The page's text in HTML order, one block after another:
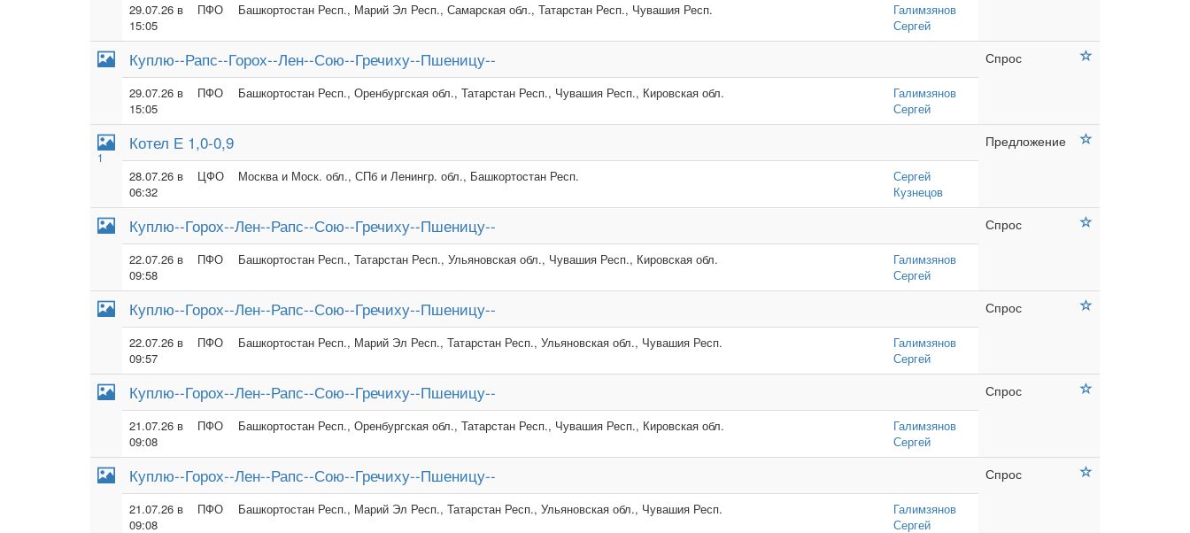
29.07.26 в
15:05
ПФО Башкортостан Респ., Марий Эл Респ., Самарская обл., Татарстан Респ., Чувашия Респ.
Галимзянов
Сергей
Куплю--Рапс--Горох--Лен--Сою--Гречиху--Пшеницу-- Спрос
29.07.26 в
15:05
ПФО Башкортостан Респ., Оренбургская обл., Татарстан Респ., Чувашия Респ., Кировская обл.
Галимзянов
Сергей
1
Котел Е 1,0-0,9 Предложение
28.07.26 в
06:32
ЦФО Москва и Моск. обл., СПб и Ленингр. обл., Башкортостан Респ.
Сергей
Кузнецов
Куплю--Горох--Лен--Рапс--Сою--Гречиху--Пшеницу-- Спрос
22.07.26 в
09:58
ПФО Башкортостан Респ., Татарстан Респ., Ульяновская обл., Чувашия Респ., Кировская обл.
Галимзянов
Сергей
Куплю--Горох--Лен--Рапс--Сою--Гречиху--Пшеницу-- Спрос
22.07.26 в
09:57
ПФО Башкортостан Респ., Марий Эл Респ., Татарстан Респ., Ульяновская обл., Чувашия Респ.
Галимзянов
Сергей
Куплю--Горох--Лен--Рапс--Сою--Гречиху--Пшеницу-- Спрос
21.07.26 в
09:08
ПФО Башкортостан Респ., Оренбургская обл., Татарстан Респ., Чувашия Респ., Кировская обл.
Галимзянов
Сергей
Куплю--Горох--Лен--Рапс--Сою--Гречиху--Пшеницу-- Спрос
21.07.26 в
09:08
ПФО Башкортостан Респ., Марий Эл Респ., Татарстан Респ., Ульяновская обл., Чувашия Респ.
Галимзянов
Сергей